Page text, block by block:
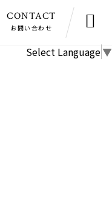
CONTACT
お問い合わせ 
Select Language▼